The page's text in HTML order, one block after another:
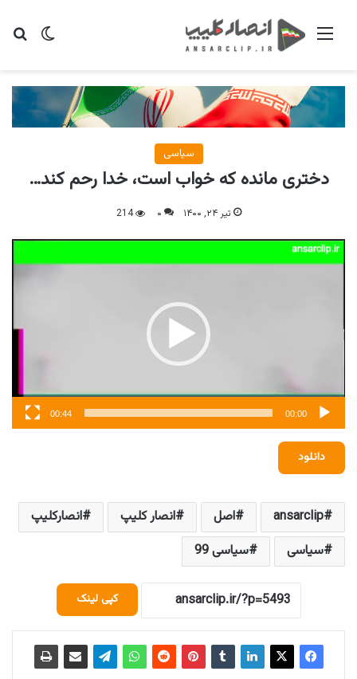
تغییر منو
سیاسی
دختری مانده که خواب است، خدا رحم کند…
تیر ۲۴, ۱۴۰۰ ۰ 214
نمایشگر
ویدیو
00:00
00:44
دانلود
ansarclip اصل انصار کلیپ
انصارکلیپ
سیاسی
سیاسی 99
کپی لینک